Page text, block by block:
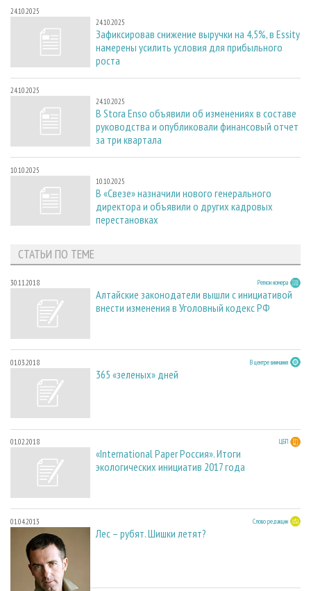
24.10.2025
24.10.2025
Зафиксировав снижение выручки на 4,5%, в Essity
намерены усилить условия для прибыльного
роста
24.10.2025
24.10.2025
В Stora Enso объявили об изменениях в составе
руководства и опубликовали финансовый отчет
за три квартала
10.10.2025
10.10.2025
В «Свезе» назначили нового генерального
директора и объявили о других кадровых
перестановках
СТАТЬИ ПО ТЕМЕ
30.11.2018 Регион номера
Алтайские законодатели вышли с инициативой
внести изменения в Уголовный кодекс РФ
01.03.2018 В центре внимания
365 «зеленых» дней
01.02.2018 ЦБП
«International Paper Россия». Итоги
экологических инициатив 2017 года
01.04.2013 Слово редакции
Лес – рубят. Шишки летят?